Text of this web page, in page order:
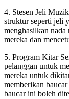
4. Stesen Jeli
struktur seperti jeli
menghasilkan
mereka dan
5. Program Kitar
pelanggan untuk
mereka untuk
memberikan
baucar ini boleh